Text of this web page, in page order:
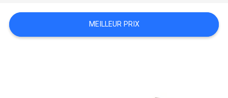
UNE
CITATION
MEILLEUR PRIX